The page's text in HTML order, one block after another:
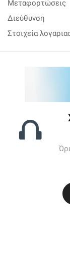
Μεταφορτώσεις
Διεύθυνση
Στοιχεία